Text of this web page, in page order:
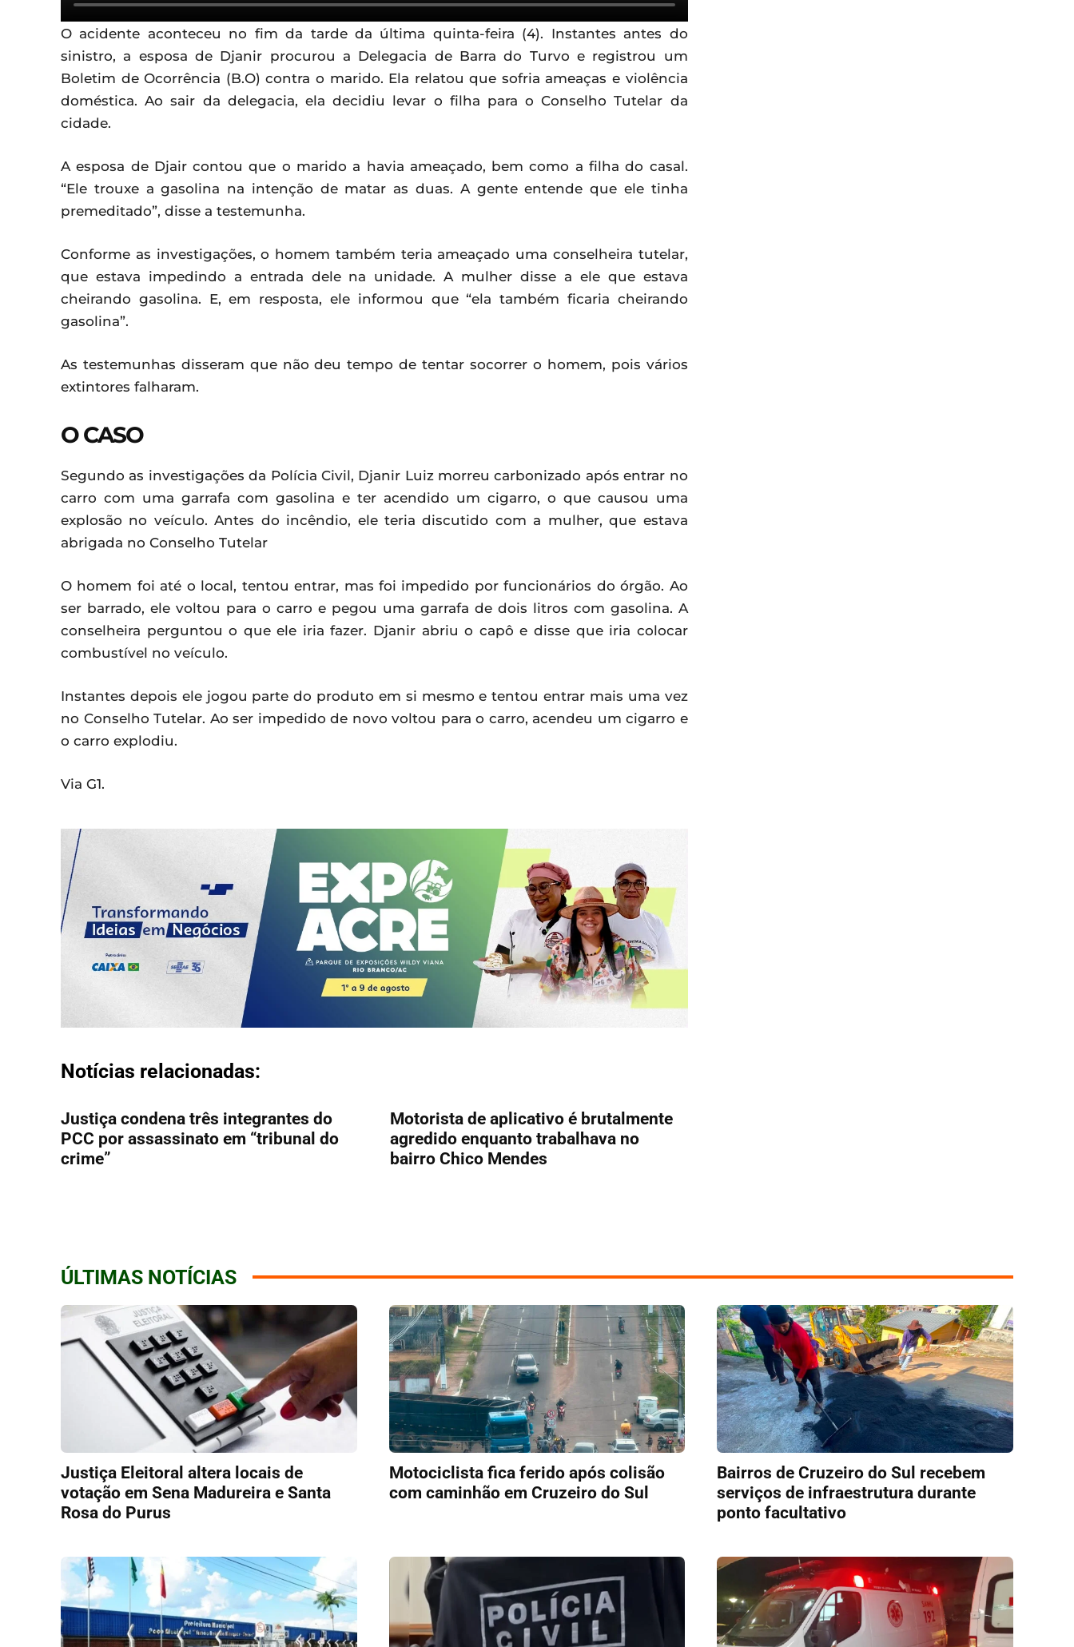
O acidente aconteceu no fim da tarde da última quinta-feira (4). Instantes antes do
sinistro, a esposa de Djanir procurou a Delegacia de Barra do Turvo e registrou um
Boletim de Ocorrência (B.O) contra o marido. Ela relatou que sofria ameaças e violência
doméstica. Ao sair da delegacia, ela decidiu levar o filha para o Conselho Tutelar da
cidade.
A esposa de Djair contou que o marido a havia ameaçado, bem como a filha do casal.
“Ele trouxe a gasolina na intenção de matar as duas. A gente entende que ele tinha
premeditado”, disse a testemunha.
Conforme as investigações, o homem também teria ameaçado uma conselheira tutelar,
que estava impedindo a entrada dele na unidade. A mulher disse a ele que estava
cheirando gasolina. E, em resposta, ele informou que “ela também ficaria cheirando
gasolina”.
As testemunhas disseram que não deu tempo de tentar socorrer o homem, pois vários
extintores falharam.
O CASO
Segundo as investigações da Polícia Civil, Djanir Luiz morreu carbonizado após entrar no
carro com uma garrafa com gasolina e ter acendido um cigarro, o que causou uma
explosão no veículo. Antes do incêndio, ele teria discutido com a mulher, que estava
abrigada no Conselho Tutelar
O homem foi até o local, tentou entrar, mas foi impedido por funcionários do órgão. Ao
ser barrado, ele voltou para o carro e pegou uma garrafa de dois litros com gasolina. A
conselheira perguntou o que ele iria fazer. Djanir abriu o capô e disse que iria colocar
combustível no veículo.
Instantes depois ele jogou parte do produto em si mesmo e tentou entrar mais uma vez
no Conselho Tutelar. Ao ser impedido de novo voltou para o carro, acendeu um cigarro e
o carro explodiu.
Via G1.
Notícias relacionadas:
Justiça condena três integrantes do
PCC por assassinato em “tribunal do
crime”
Motorista de aplicativo é brutalmente
agredido enquanto trabalhava no
bairro Chico Mendes
ÚLTIMAS NOTÍCIAS
Justiça Eleitoral altera locais de
votação em Sena Madureira e Santa
Rosa do Purus
Motociclista fica ferido após colisão
com caminhão em Cruzeiro do Sul
Bairros de Cruzeiro do Sul recebem
serviços de infraestrutura durante
ponto facultativo